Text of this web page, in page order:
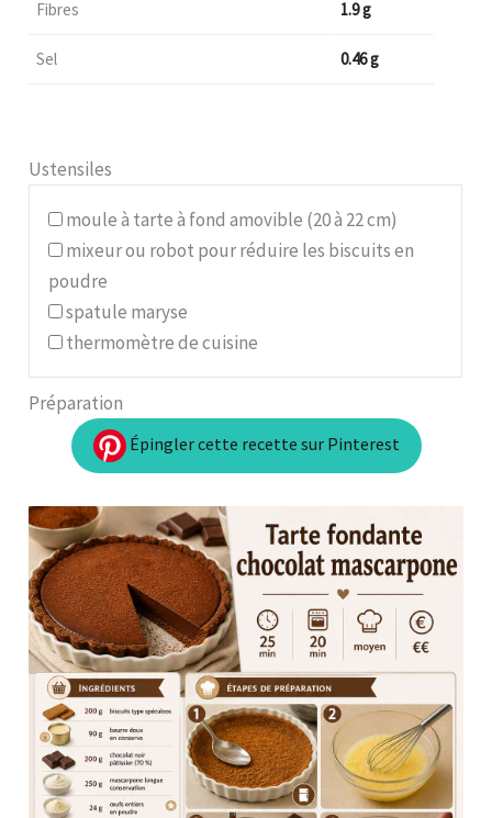
Fibres 1.9 g
Sel 0.46 g
Ustensiles
moule à tarte à fond amovible (20 à 22 cm)
mixeur ou robot pour réduire les biscuits en
poudre
spatule maryse
thermomètre de cuisine
Préparation
Épingler cette recette sur Pinterest